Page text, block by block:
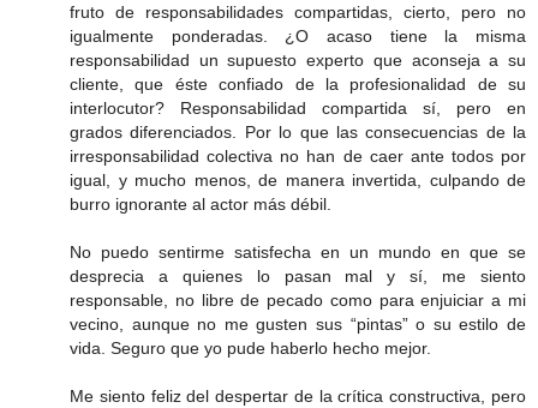
fruto de responsabilidades compartidas, cierto, pero no
igualmente ponderadas. ¿O acaso tiene la misma
responsabilidad un supuesto experto que aconseja a su
cliente, que éste confiado de la profesionalidad de su
interlocutor? Responsabilidad compartida sí, pero en
grados diferenciados. Por lo que las consecuencias de la
irresponsabilidad colectiva no han de caer ante todos por
igual, y mucho menos, de manera invertida, culpando de
burro ignorante al actor más débil.
No puedo sentirme satisfecha en un mundo en que se
desprecia a quienes lo pasan mal y sí, me siento
responsable, no libre de pecado como para enjuiciar a mi
vecino, aunque no me gusten sus “pintas” o su estilo de
vida. Seguro que yo pude haberlo hecho mejor.
Me siento feliz del despertar de la crítica constructiva, pero